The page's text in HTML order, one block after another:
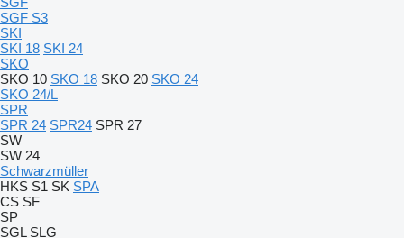
SGF S3
SKI
SKI 18 SKI 24
SKO
SKO 10 SKO 18 SKO 20 SKO 24
SKO 24/L
SPR
SPR 24 SPR24 SPR 27
SW
SW 24
Schwarzmüller
HKS S1 SK SPA
CS SF
SP
SGL SLG